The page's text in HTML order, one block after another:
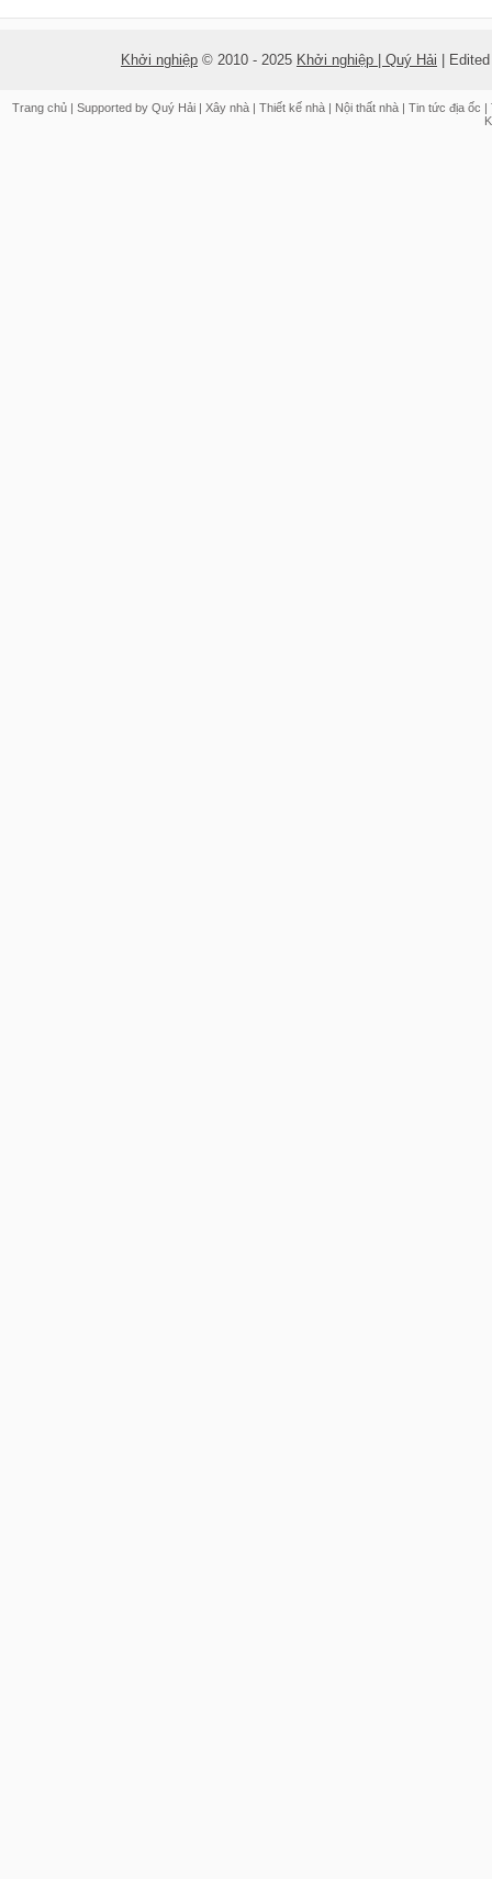
Khởi nghiệp © 2010 - 2025 Khởi nghiệp | Quý Hải |
Trang chủ | Supported by Quý Hải | Xây nhà | Thiết kế nhà | Nội thất nhà | Tin tức địa ốc |